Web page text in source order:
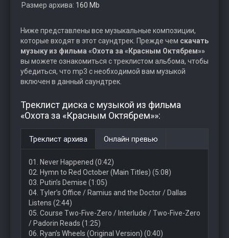
Размер архива: 160 Mb
Ниже представлены все музыкальные композиции,
которые входят в этот саундтрек. Прежде чем скачать
музыку из фильма «Охота за «Красным Октябрем»»
вы можете ознакомиться с треклистом альбома, чтобы
убедиться, что mp3 с необходимой вам музыкой
включен в данный саундтрек.
Треклист диска с музыкой из фильма
«Охота за «Красным Октябрем»»:
Треклист архива Онлайн превью
01. Never Happened (0:42)
02. Hymn to Red October (Main Titles) (5:08)
03. Putin’s Demise (1:05)
04. Tyler’s Office / Ramius and the Doctor / Dallas
Listens (2:44)
05. Course Two-Five-Zero / Interlude / Two-Five-Zero
/ Padorin Reads (1:25)
06. Ryan’s Wheels (Original Version) (0:40)